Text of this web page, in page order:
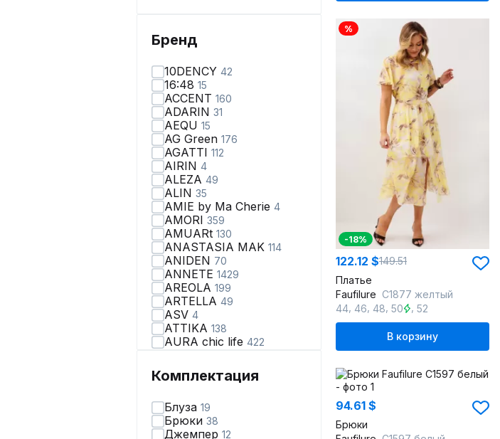
Бренд
10DENCY 42
16:48 15
ACCENT 160
ADARIN 31
AEQU 15
AG Green 176
AGATTI 112
AIRIN 4
ALEZA 49
ALIN 35
AMIE by Ma Сherie 4
AMORI 359
AMUARt 130
ANASTASIA MAK 114
ANIDEN 70
ANNETE 1429
AREOLA 199
ARTELLA 49
ASV 4
ATTIKA 138
AURA chic life 422
AVEEVA66
AXXA 67
Abbi110
Achosa38
Комплектация
Блуза 19
Брюки 38
Джемпер 12
%
-18%
122.12 $149.51
Платье
Faufilure C1877 желтый
44 46 48 50 ,52
В корзину
94.61 $
Брюки